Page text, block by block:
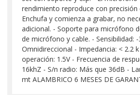
rendimiento reproduce con precisión
Enchufa y comienza a grabar, no
adicional. - Soporte para micrófono
de micrófono y cable. - Sensibilidad:
Omnidireccional - Impedancia: < 2.2
operación: 1.5V - Frecuencia de
16khZ - S/n radio: Más que 36dB -
mt ALAMBRICO 6 MESES DE